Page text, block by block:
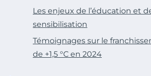
Les enjeux de l’éducation et
sensibilisation
Témoignages sur le
de +1,5 °C en 2024